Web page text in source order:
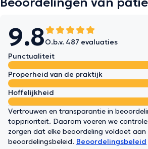
9.8O.b.v. 487 evaluaties
Punctualiteit
Properheid van de praktijk
Hoffelijkheid
Vertrouwen en transparantie in
topprioriteit. Daarom voeren we
zorgen dat elke beoordeling voldoet aan
beoordelingsbeleid. Beoordelingsbeleid